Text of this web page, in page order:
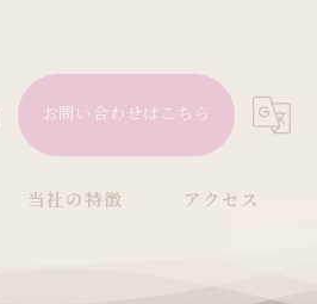
お問い合わせはこちら
当社の特徴 アクセス